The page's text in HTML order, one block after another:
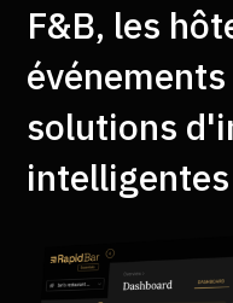
F&B, les
solutions
intelligentes